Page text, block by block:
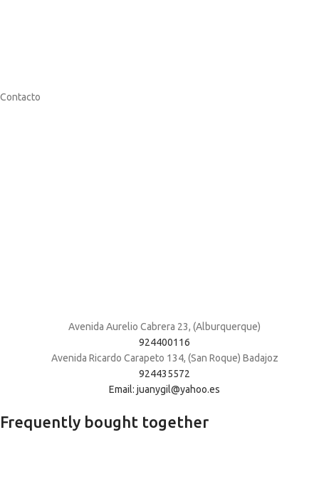
Contacto
Avenida Aurelio Cabrera 23, (Alburquerque)
924400116
Avenida Ricardo Carapeto 134, (San Roque) Badajoz
924435572
Email: juanygil@yahoo.es
Frequently bought together